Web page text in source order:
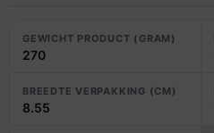
GEWICHT PRODUCT (GRAM)
270
BREEDTE VERPAKKING (CM)
8.55